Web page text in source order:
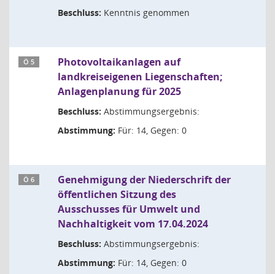
Beschluss: Kenntnis genommen
Ö 5
Photovoltaikanlagen auf
landkreiseigenen Liegenschaften;
Anlagenplanung für 2025
Beschluss: Abstimmungsergebnis:
Abstimmung: Für: 14, Gegen: 0
Ö 6
Genehmigung der Niederschrift der
öffentlichen Sitzung des
Ausschusses für Umwelt und
Nachhaltigkeit vom 17.04.2024
Beschluss: Abstimmungsergebnis:
Abstimmung: Für: 14, Gegen: 0